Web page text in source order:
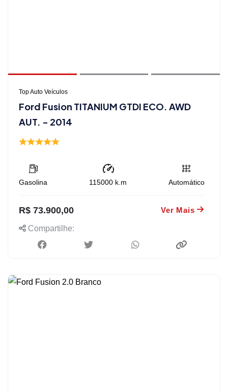
Top Auto Veículos
Ford Fusion TITANIUM GTDI ECO. AWD
AUT. - 2014
Gasolina 115000 k.m Automático
R$ 73.900,00 Ver Mais
Compartilhe: